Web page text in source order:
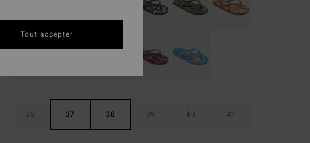
36 37 38 39 40 41
Tout accepter